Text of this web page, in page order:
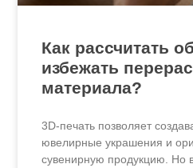
Как рассчитать
избежать
материала?
3D-печать позволяет
ювелирные украшения и
сувенирную продукцию. Но